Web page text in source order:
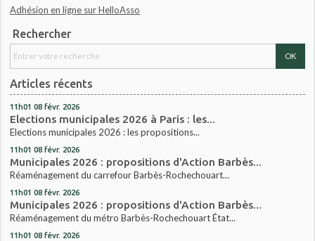
Adhésion en ligne sur HelloAsso
Rechercher
Articles récents
11h01 08 févr. 2026
Elections municipales 2026 à Paris : les...
Elections municipales 2026 : les propositions...
11h01 08 févr. 2026
Municipales 2026 : propositions d'Action Barbès...
Réaménagement du carrefour Barbès-Rochechouart...
11h01 08 févr. 2026
Municipales 2026 : propositions d'Action Barbès...
Réaménagement du métro Barbès-Rochechouart État...
11h01 08 févr. 2026